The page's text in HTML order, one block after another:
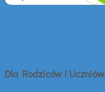
Dla Rodziców i Uczniów